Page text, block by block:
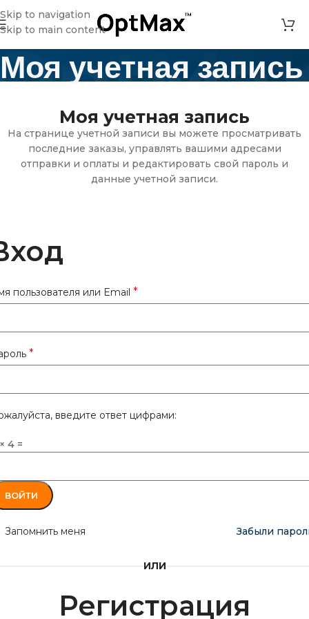
Skip to navigation
Skip to main content
Моя учетная запись
Моя учетная запись
На странице учетной записи вы можете просматривать
последние заказы, управлять вашими адресами
отправки и оплаты и редактировать свой пароль и
данные учетной записи.
пользователя или Email *
*
введите ответ цифрами:
4 =
ВОЙТИ
Забыли
Запомнить меня
ИЛИ
Регистрация